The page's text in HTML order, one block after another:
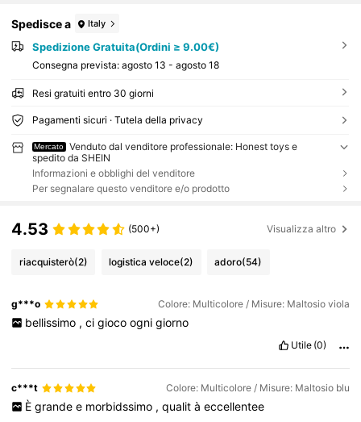
Spedisce a Italy
Spedizione Gratuita(Ordini ≥ 9.00€)
Consegna prevista: agosto 13 - agosto 18
Resi gratuiti entro 30 giorni
Pagamenti sicuri · Tutela della privacy
Mercato
Venduto dal venditore professionale: Honest toys e
spedito da SHEIN
Informazioni e obblighi del venditore
Per segnalare questo venditore e/o prodotto
4.53 (500+) Visualizza altro
riacquisterò(2) logistica veloce(2) adoro(54)
g***o Colore: Multicolore / Misure: Maltosio viola
bellissimo , ci gioco ogni giorno
Utile (0)
c***t Colore: Multicolore / Misure: Maltosio blu
È grande e morbidssimo , qualit à eccellentee